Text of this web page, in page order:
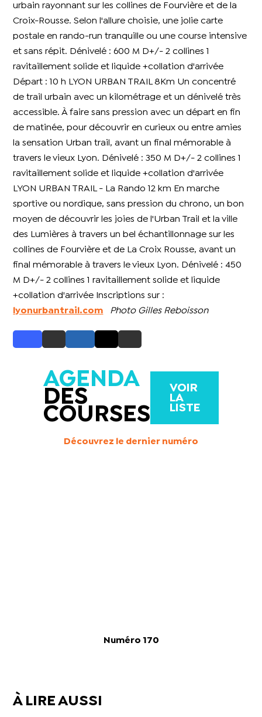
urbain rayonnant sur les collines de Fourvière et de la
Croix-Rousse. Selon l'allure choisie, une jolie carte
postale en rando-run tranquille ou une course intensive
et sans répit. Dénivelé : 600 M D+/- 2 collines 1
ravitaillement solide et liquide +collation d'arrivée
Départ : 10 h LYON URBAN TRAIL 8Km Un concentré
de trail urbain avec un kilométrage et un dénivelé très
accessible. À faire sans pression avec un départ en fin
de matinée, pour découvrir en curieux ou entre amies
la sensation Urban trail, avant un final mémorable à
travers le vieux Lyon. Dénivelé : 350 M D+/- 2 collines 1
ravitaillement solide et liquide +collation d'arrivée
LYON URBAN TRAIL - La Rando 12 km En marche
sportive ou nordique, sans pression du chrono, un bon
moyen de découvrir les joies de l'Urban Trail et la ville
des Lumières à travers un bel échantillonnage sur les
collines de Fourvière et de La Croix Rousse, avant un
final mémorable à travers le vieux Lyon. Dénivelé : 450
M D+/- 2 collines 1 ravitaillement solide et liquide
+collation d'arrivée Inscriptions sur :
lyonurbantrail.com
Photo Gilles Reboisson
AGENDA
DES
COURSES
VOIR
LA
LISTE
Découvrez le dernier numéro
Numéro 170
À LIRE AUSSI